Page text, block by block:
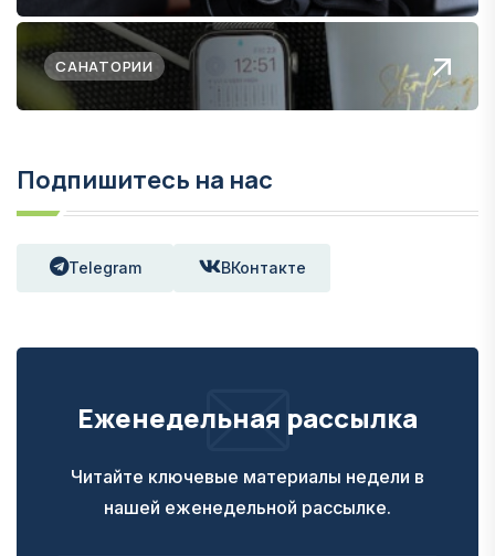
САНАТОРИИ
Подпишитесь на нас
Telegram ВКонтакте
Еженедельная рассылка
Читайте ключевые материалы недели в
нашей еженедельной рассылке.